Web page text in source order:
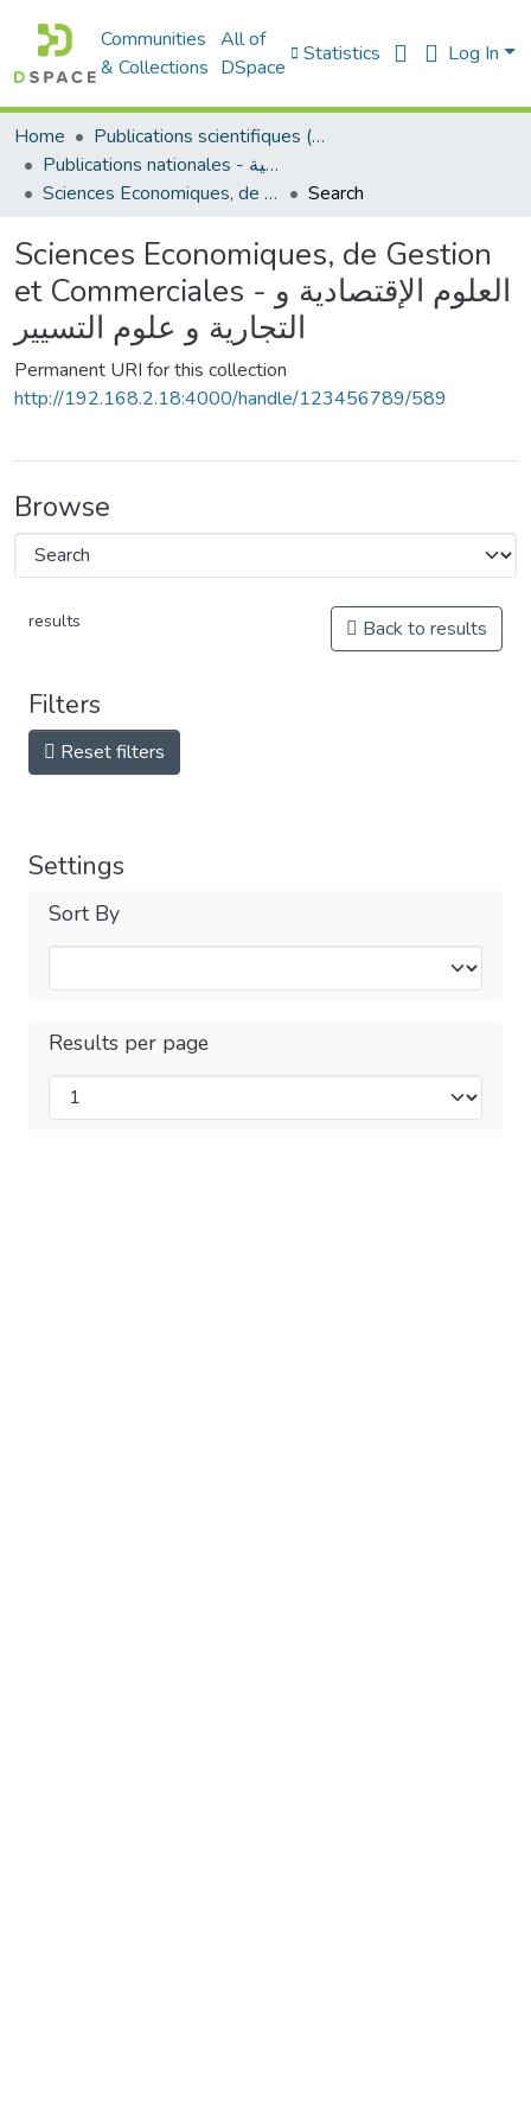
Communities
& Collections
All of
DSpace
Statistics Log In
Home
Publications scientifiques (Laboratoires)
Publications nationales - منشورات وطنية
Sciences Economiques, de Gestion et Commerciales - العلوم الإقتصادية و التجارية و علوم التسيير
Search
Sciences Economiques, de Gestion
et Commerciales - العلوم الإقتصادية و
التجارية و علوم التسيير
Permanent URI for this collection
http://192.168.2.18:4000/handle/123456789/589
Browse
results Back to results
Filters
Reset filters
Settings
Sort By
Results per page